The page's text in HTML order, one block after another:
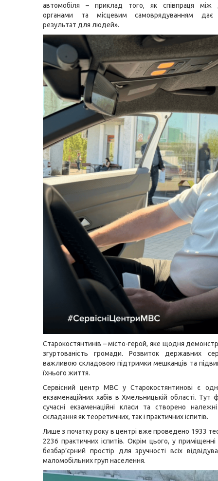
автомобіля – приклад того, як співпраця між
органами та місцевим самоврядуванням дає
результат для людей».
Старокостянтинів – місто-герой, яке щодня
згуртованість громади. Розвиток державних
важливою складовою підтримки мешканців та
їхнього життя.
Сервісний центр МВС у Старокостянтинові є
екзаменаційних хабів в Хмельницькій області. Тут
сучасні екзаменаційні класи та створено
складання як теоретичних, так і практичних іспитів.
Лише з початку року в центрі вже проведено 1933
2236 практичних іспитів. Окрім цього, у
безбар’єрний простір для зручності всіх
маломобільних груп населення.